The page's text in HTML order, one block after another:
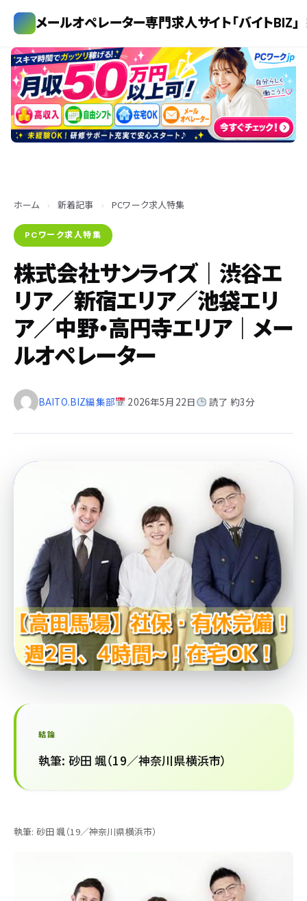
メールオペレーター専門求人サイト「バイトBIZ」
ホーム › 新着記事 › PCワーク求人特集
PCワーク求人特集
株式会社サンライズ｜渋谷エ
リア／新宿エリア／池袋エリ
ア／中野・高円寺エリア｜メー
ルオペレーター
BAITO.BIZ編集部 2026年5月22日 読了 約3分
結論
執筆: 砂田 颯（19／神奈川県横浜市）
執筆: 砂田 颯（19／神奈川県横浜市）